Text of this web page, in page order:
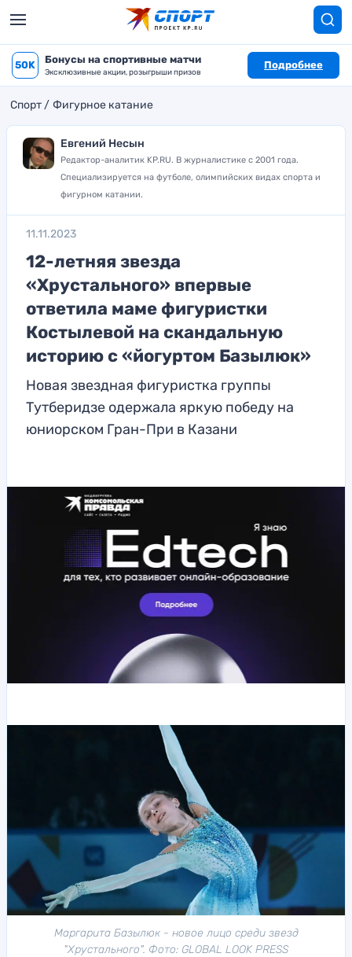
50K Бонусы на спортивные матчи
Эксклюзивные акции, розыгрыши призов
Подробнее
Спорт Фигурное катание
Евгений Несын
Редактор-аналитик KP.RU. В журналистике с 2001 года.
Специализируется на футболе, олимпийских видах спорта и
фигурном катании.
11.11.2023
12-летняя звезда
«Хрустального» впервые
ответила маме фигуристки
Костылевой на скандальную
историю с «йогуртом Базылюк»
Новая звездная фигуристка группы
Тутберидзе одержала яркую победу на
юниорском Гран-При в Казани
Маргарита Базылюк - новое лицо среди звезд
"Хрустального". Фото: GLOBAL LOOK PRESS